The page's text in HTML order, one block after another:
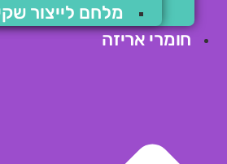
מלחם לייצור
חומרי אריזה